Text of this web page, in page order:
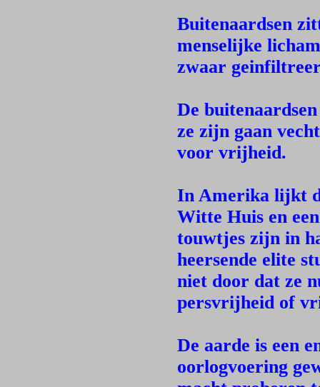
Buitenaardsen
menselijke
zwaar
De
ze zijn gaan
voor vrijheid.
In Amerika lijkt
Witte Huis en
touwtjes zijn in
heersende elite
niet door dat ze
persvrijheid of
De aarde is een
oorlogvoering